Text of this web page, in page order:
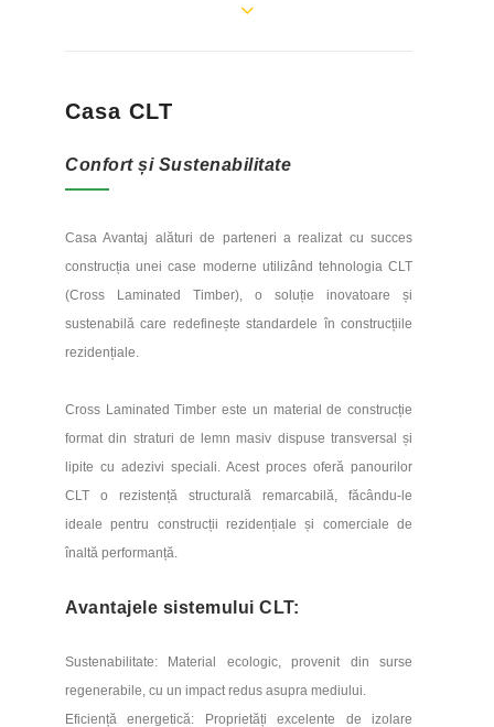
SPECIFICAȚII
P+M
Suprafață construită: 145 m
Suprafață utilă:
Casa CLT
Confort și Sustenabilitate
Casa Avantaj alături de parteneri a realizat cu succes
construcția unei case moderne utilizând tehnologia CLT
(Cross Laminated Timber), o soluție inovatoare și
sustenabilă care redefinește standardele în construcțiile
rezidențiale.
Cross Laminated Timber este un material de construcție
format din straturi de lemn masiv dispuse transversal și
lipite cu adezivi speciali. Acest proces oferă panourilor
CLT o rezistență structurală remarcabilă, făcându-le
ideale pentru construcții rezidențiale și comerciale de
înaltă performanță.
Avantajele sistemului CLT:
Sustenabilitate: Material ecologic, provenit din surse
regenerabile, cu un impact redus asupra mediului.
Eficiență energetică: Proprietăți excelente de izolare